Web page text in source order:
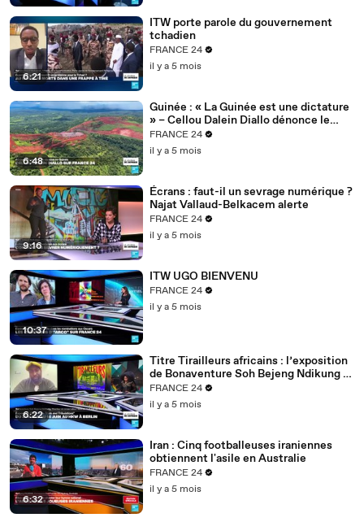
6:21
ITW porte parole du gouvernement
tchadien
FRANCE 24
il y a 5 mois
6:48
Guinée : « La Guinée est une dictature
» – Cellou Dalein Diallo dénonce le
régime Doumbouya
FRANCE 24
il y a 5 mois
9:16
Écrans : faut-il un sevrage numérique ?
Najat Vallaud-Belkacem alerte
FRANCE 24
il y a 5 mois
10:37
ITW UGO BIENVENU
FRANCE 24
il y a 5 mois
6:22
Titre Tirailleurs africains : l’exposition
de Bonaventure Soh Bejeng Ndikung à
Berlin
FRANCE 24
il y a 5 mois
6:32
Iran : Cinq footballeuses iraniennes
obtiennent l'asile en Australie
FRANCE 24
il y a 5 mois